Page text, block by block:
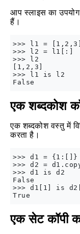
आप स्लाइस का
हैं।
>>> l1 = [1,2,3]
>>> l2 = l1[:]
>>> l2
[1,2,3]
>>> l1 is l2
एक शब्दकोश
एक शब्दकोश वस्तु में
करता है।
>>> d1 = {1:[]}
>>> d2 =
>>> d1 is d2
False
>>> d1[1] is
एक सेट कॉपी